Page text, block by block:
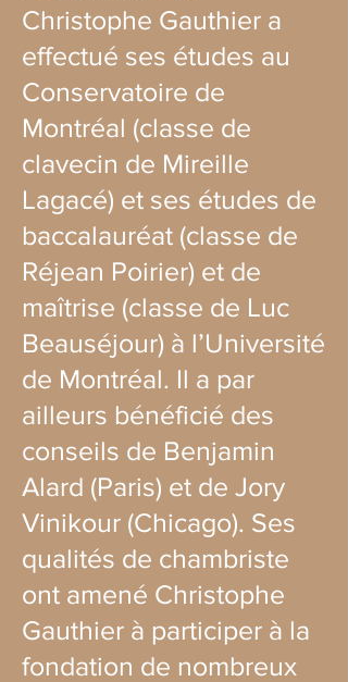
Christophe Gauthier a
effectué ses études au
Conservatoire de
Montréal (classe de
clavecin de Mireille
Lagacé) et ses études de
baccalauréat (classe de
Réjean Poirier) et de
maîtrise (classe de Luc
Beauséjour) à l’Université
de Montréal. Il a par
ailleurs bénéficié des
conseils de Benjamin
Alard (Paris) et de Jory
Vinikour (Chicago). Ses
qualités de chambriste
ont amené Christophe
Gauthier à participer à la
fondation de nombreux